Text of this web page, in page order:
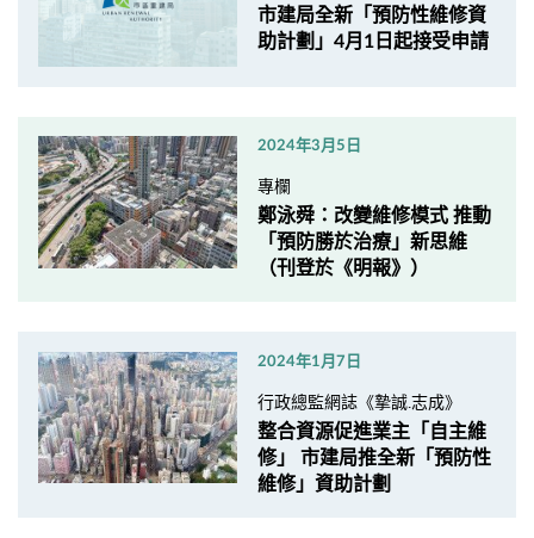
市建局全新「預防性維修資
助計劃」4月1日起接受申請
2024年3月5日
專欄
鄭泳舜：改變維修模式 推動
「預防勝於治療」新思維
（刊登於《明報》）
2024年1月7日
行政總監網誌《摯誠.志成》
整合資源促進業主「自主維
修」 市建局推全新「預防性
維修」資助計劃